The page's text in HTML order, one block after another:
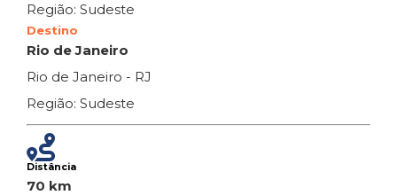
Região: Sudeste
Destino
Rio de Janeiro
Rio de Janeiro - RJ
Região: Sudeste
Distância
70 km